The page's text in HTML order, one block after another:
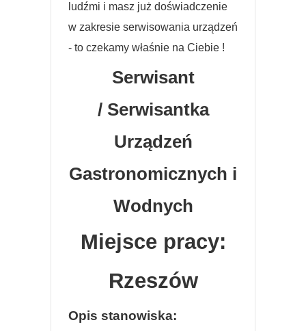
ludźmi i masz już doświadczenie
w zakresie serwisowania urządzeń
- to czekamy właśnie na Ciebie !
Serwisant
/ Serwisantka
Urządzeń
Gastronomicznych i
Wodnych
Miejsce pracy:
Rzeszów
Opis stanowiska: